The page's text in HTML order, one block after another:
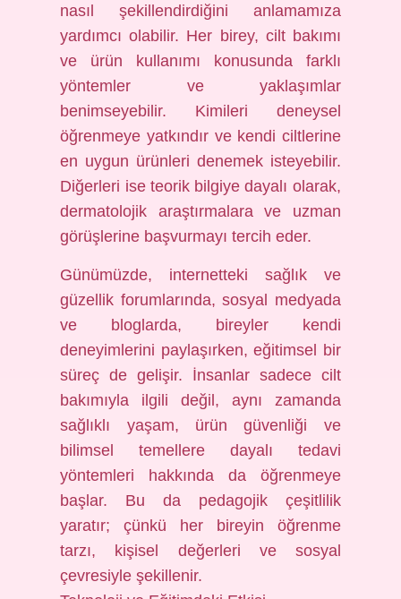
nasıl şekillendirdiğini anlamamıza
yardımcı olabilir. Her birey, cilt bakımı
ve ürün kullanımı konusunda farklı
yöntemler ve yaklaşımlar
benimseyebilir. Kimileri deneysel
öğrenmeye yatkındır ve kendi ciltlerine
en uygun ürünleri denemek isteyebilir.
Diğerleri ise teorik bilgiye dayalı olarak,
dermatolojik araştırmalara ve uzman
görüşlerine başvurmayı tercih eder.
Günümüzde, internetteki sağlık ve
güzellik forumlarında, sosyal medyada
ve bloglarda, bireyler kendi
deneyimlerini paylaşırken, eğitimsel bir
süreç de gelişir. İnsanlar sadece cilt
bakımıyla ilgili değil, aynı zamanda
sağlıklı yaşam, ürün güvenliği ve
bilimsel temellere dayalı tedavi
yöntemleri hakkında da öğrenmeye
başlar. Bu da pedagojik çeşitlilik
yaratır; çünkü her bireyin öğrenme
tarzı, kişisel değerleri ve sosyal
çevresiyle şekillenir.